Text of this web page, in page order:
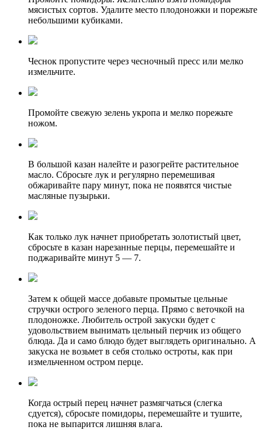
мясистых сортов. Удалите место плодоножки и порежьте
небольшими кубиками.
Чеснок пропустите через чесночный пресс или мелко
измельчите.
Промойте свежую зелень укропа и мелко порежьте
ножом.
В большой казан налейте и разогрейте растительное
масло. Сбросьте лук и регулярно перемешивая
обжаривайте пару минут, пока не появятся чистые
масляные пузырьки.
Как только лук начнет приобретать золотистый цвет,
сбросьте в казан нарезанные перцы, перемешайте и
поджаривайте минут 5 — 7.
Затем к общей массе добавьте промытые цельные
стручки острого зеленого перца. Прямо с веточкой на
плодоножке. Любитель острой закуски будет с
удовольствием вынимать цельный перчик из общего
блюда. Да и само блюдо будет выглядеть оригинально. А
закуска не возьмет в себя столько остроты, как при
измельченном остром перце.
Когда острый перец начнет размягчаться (слегка
сдуется), сбросьте помидоры, перемешайте и тушите,
пока не выпарится лишняя влага.